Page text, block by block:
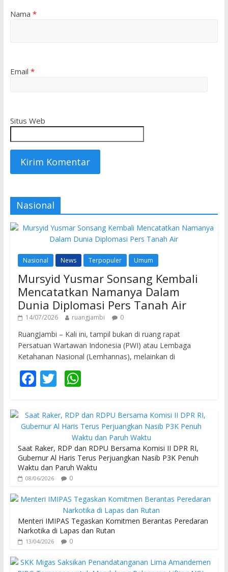
Nama *
Email *
Situs Web
Nasional
Nasional News Terpopuler Umum
Mursyid Yusmar Sonsang Kembali
Mencatatkan Namanya Dalam
Dunia Diplomasi Pers Tanah Air
14/07/2026 ruangjambi 0
RuangJambi – Kali ini, tampil bukan di ruang rapat
Persatuan Wartawan Indonesia (PWI) atau Lembaga
Ketahanan Nasional (Lemhannas), melainkan di
F
e
b
o
o
k
T
itt
er
W
at
s
A
p
p
Saat Raker, RDP dan RDPU Bersama Komisi II DPR RI,
Gubernur Al Haris Terus Perjuangkan Nasib P3K Penuh
Waktu dan Paruh Waktu
08/06/2026 0
Menteri IMIPAS Tegaskan Komitmen Berantas Peredaran
Narkotika di Lapas dan Rutan
13/04/2026 0